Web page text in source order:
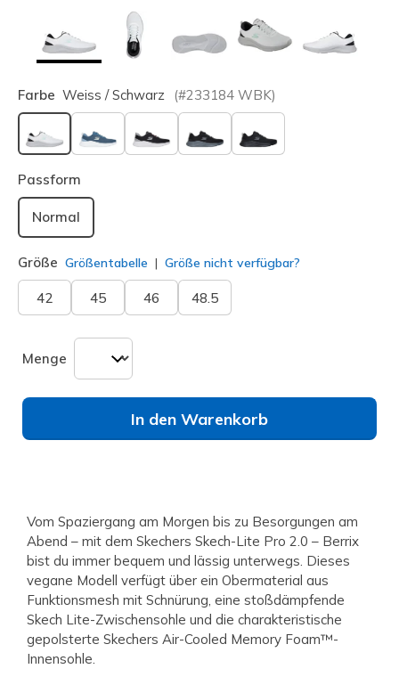
Farbe Weiss / Schwarz (#233184 WBK)
ausgewählt
Passform
Normal
Größe Größentabelle Größe nicht verfügbar?
42 45 46 48.5
Menge
In den Warenkorb
Vom Spaziergang am Morgen bis zu Besorgungen am
Abend – mit dem Skechers Skech-Lite Pro 2.0 – Berrix
bist du immer bequem und lässig unterwegs. Dieses
vegane Modell verfügt über ein Obermaterial aus
Funktionsmesh mit Schnürung, eine stoßdämpfende
Skech Lite-Zwischensohle und die charakteristische
gepolsterte Skechers Air-Cooled Memory Foam™-
Innensohle.